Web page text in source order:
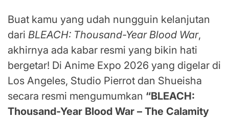
Buat kamu yang udah nungguin kelanjutan
dari BLEACH: Thousand-Year Blood War,
akhirnya ada kabar resmi yang bikin hati
bergetar! Di Anime Expo 2026 yang digelar di
Los Angeles, Studio Pierrot dan Shueisha
secara resmi mengumumkan “BLEACH:
Thousand-Year Blood War – The Calamity